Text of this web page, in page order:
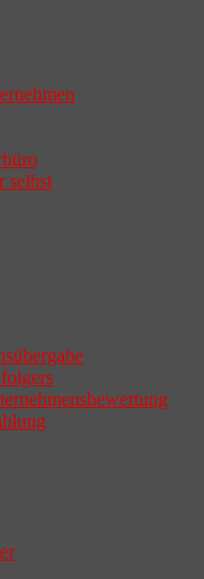
selbst